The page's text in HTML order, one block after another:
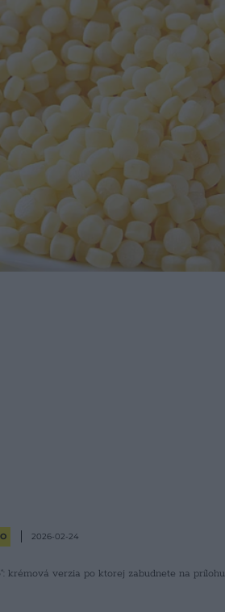
2026-02-24
krémová verzia po ktorej zabudnete na